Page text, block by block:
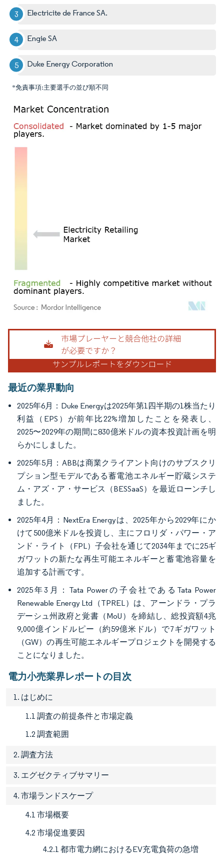
Electricite de France SA.
Engie SA
Duke Energy Corporation
*免責事項:主要選手の並び順不同
画像 © Mordor Intelligence。再利用にはCC BY 4.0の表示が必要です。
最近の業界動向
2025年6月：Duke Energyは2025年第1四半期の1株当たり
利益（EPS）が前年比22%増加したことを発表し、
2025〜2029年の期間に830億米ドルの資本投資計画を明
らかにしました。
2025年5月：ABBは商業クライアント向けのサブスクリ
プション型モデルである蓄電池エネルギー貯蔵システ
ム・アズ・ア・サービス（BESSaaS）を最近ローンチし
ました。
2025年4月：NextEra Energyは、2025年から2029年にか
けて500億米ドルを投資し、主にフロリダ・パワー・ア
ンド・ライト（FPL）子会社を通じて2034年までに25ギ
ガワットの新たな再生可能エネルギーと蓄電池容量を
追加する計画です。
2025年3月：Tata Powerの子会社であるTata Power
Renewable Energy Ltd（TPREL）は、アーンドラ・プラ
デーシュ州政府と覚書（MoU）を締結し、総投資額4兆
9,000億インドルピー（約59億米ドル）で7ギガワット
（GW）の再生可能エネルギープロジェクトを開発する
ことになりました。
電力小売業界レポートの目次
1. はじめに
1.1 調査の前提条件と市場定義
1.2 調査範囲
2. 調査方法
3. エグゼクティブサマリー
4. 市場ランドスケープ
4.1 市場概要
4.2 市場促進要因
4.2.1 都市電力網におけるEV充電負荷の急増